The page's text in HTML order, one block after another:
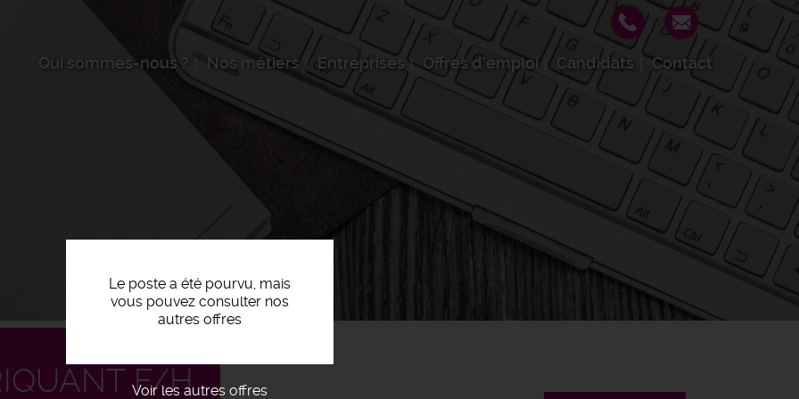
Qui sommes-nous ? Nos métiers Entreprises Offres d'emploi Candidats Contact
Le poste a été pourvu, mais
vous pouvez consulter nos
autres offres
Voir les autres offres
F/H